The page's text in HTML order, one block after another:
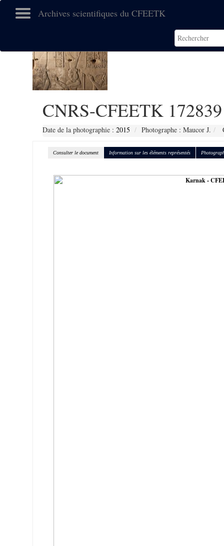
Archives scientifiques du CFEETK
CNRS-CFEETK 172839
Date de la photographie : 2015 Photographe : Maucor J.
Consulter le document Information sur les éléments représentés